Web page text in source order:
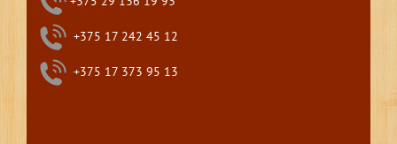
+375 17 242 45 12
+375 17 373 95 13